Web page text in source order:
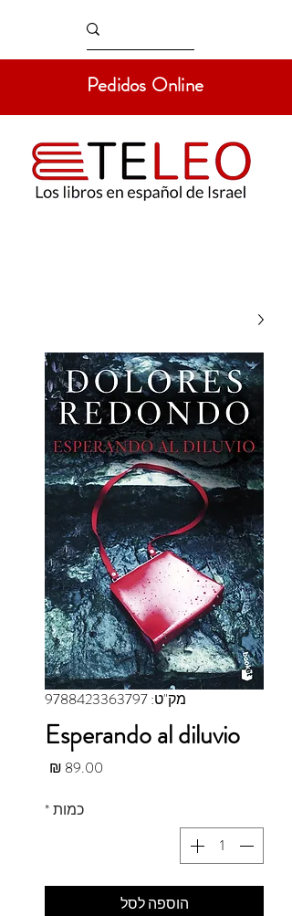
Pedidos Online
מק"ט: 9788423363797
Esperando al diluvio
כמות*
הוספה לסל